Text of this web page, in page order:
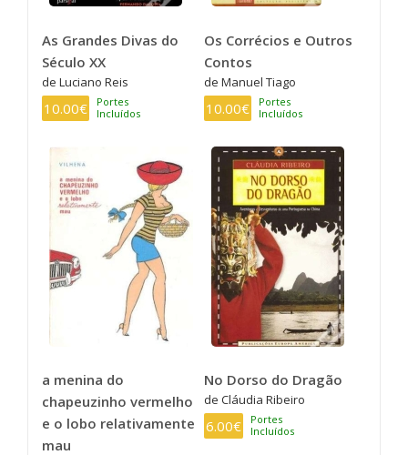
As Grandes Divas do
Século XX
de Luciano Reis
10.00€
Portes
Incluídos
Os Corrécios e Outros
Contos
de Manuel Tiago
10.00€
Portes
Incluídos
a menina do
chapeuzinho vermelho
e o lobo relativamente
mau
No Dorso do Dragão
de Cláudia Ribeiro
6.00€
Portes
Incluídos